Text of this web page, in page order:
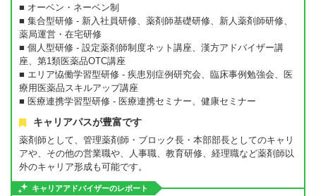
■ オーベン・ネーベン制
■ 集合型研修 - 新入社員研修、薬剤師基礎研修、新人薬剤師研修、
薬局運営・在宅研修
■ 個人型研修 - 設定薬剤師制度ネット講座、漢方アドバイザー講
座、第1類医薬品OTC講座
■ エリア恊働学習型研修 - 疾患別症例研究会、臨床事例勉強会、医
療用医薬品スキルアップ講座
■ 医療連携学習型研修 - 医療連携セミナー、健康セミナー
キャリアパスが豊富です
薬剤師として、管理薬剤師・ブロック長・本部部長としてのキャリ
アや、その他の営業職や、人事職、教育研修、経理職など薬剤師以
外のキャリア形成も可能です。
キャリアアドバイザーのレポート